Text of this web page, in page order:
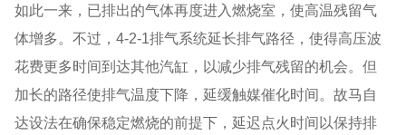
如此一来，已排出的气体再度进入燃烧室，使高温残留气
体增多。不过，4-2-1排气系统延长排气路径，使得高压波
花费更多时间到达其他汽缸，以减少排气残留的机会。但
加长的路径使排气温度下降，延缓触媒催化时间。故马自
达设法在确保稳定燃烧的前提下，延迟点火时间以保持排